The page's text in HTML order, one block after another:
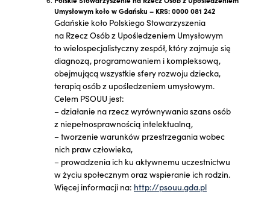
Umysłowym koło w Gdańsku – KRS: 0000 081 242
Gdańskie koło Polskiego Stowarzyszenia
na Rzecz Osób z Upośledzeniem Umysłowym
to wielospecjalistyczny zespół, który zajmuje się
diagnozą, programowaniem i kompleksową,
obejmującą wszystkie sfery rozwoju dziecka,
terapią osób z upośledzeniem umysłowym.
Celem PSOUU jest:
– działanie na rzecz wyrównywania szans osób
z niepełnosprawnością intelektualną,
– tworzenie warunków przestrzegania wobec
nich praw człowieka,
– prowadzenia ich ku aktywnemu uczestnictwu
w życiu społecznym oraz wspieranie ich rodzin.
Więcej informacji na: http://psouu.gda.pl